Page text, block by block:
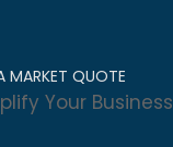
MARKET QUOTE
Your Business